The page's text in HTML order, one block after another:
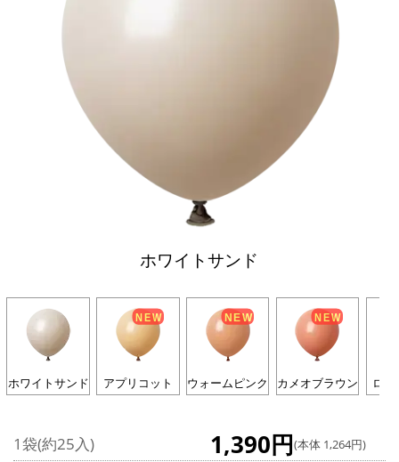
ホワイトサンド
ホワイトサンド アプリコット ウォームピンク カメオブラウン ロ
1袋(約25入) 1,390円(本体 1,264円)